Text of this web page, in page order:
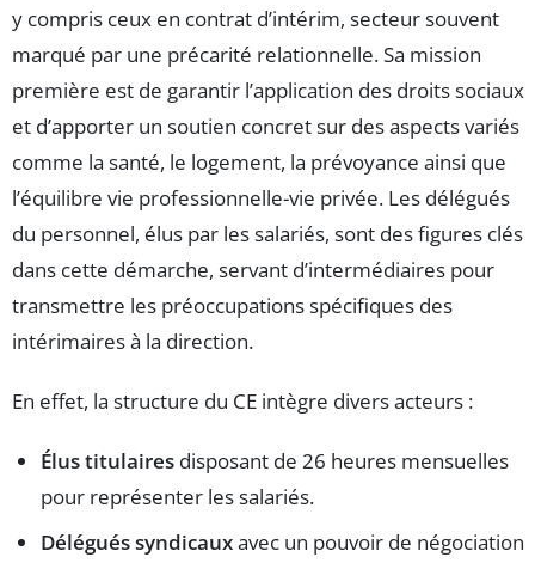
y compris ceux en contrat d’intérim, secteur souvent
marqué par une précarité relationnelle. Sa mission
première est de garantir l’application des droits sociaux
et d’apporter un soutien concret sur des aspects variés
comme la santé, le logement, la prévoyance ainsi que
l’équilibre vie professionnelle-vie privée. Les délégués
du personnel, élus par les salariés, sont des figures clés
dans cette démarche, servant d’intermédiaires pour
transmettre les préoccupations spécifiques des
intérimaires à la direction.
En effet, la structure du CE intègre divers acteurs :
Élus titulaires disposant de 26 heures mensuelles
pour représenter les salariés.
Délégués syndicauxavec un pouvoir de négociation